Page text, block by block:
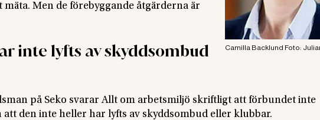
Camilla Backlund Foto:
Men de förebyggande åtgärderna är
inte lyfts av skyddsombud
på Seko svarar Allt om arbetsmiljö skriftligt att förbundet inte
den inte heller har lyfts av skyddsombud eller klubbar.